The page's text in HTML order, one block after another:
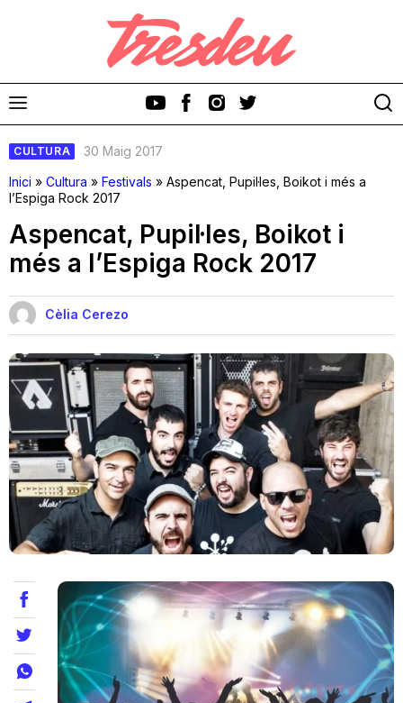
Discos
Videoclips
Cinema i Televisió
Festivals
Teatre
Internet
Opinió
Llibres
La Llista
CULTURA
30 Maig 2017
Inici » Cultura » Festivals » Aspencat, Pupil·les, Boikot i més a
l’Espiga Rock 2017
Aspencat, Pupil·les, Boikot i
més a l’Espiga Rock 2017
Cèlia Cerezo